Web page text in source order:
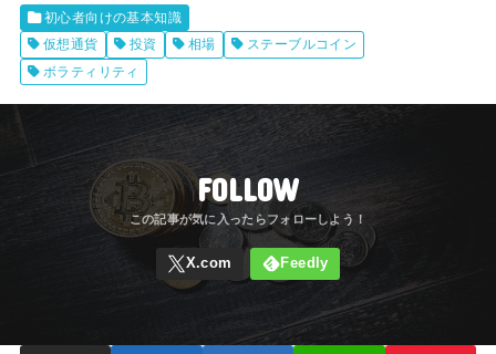
初心者向けの基本知識
仮想通貨
投資 相場
ステーブルコイン
ボラティリティ
FOLLOW